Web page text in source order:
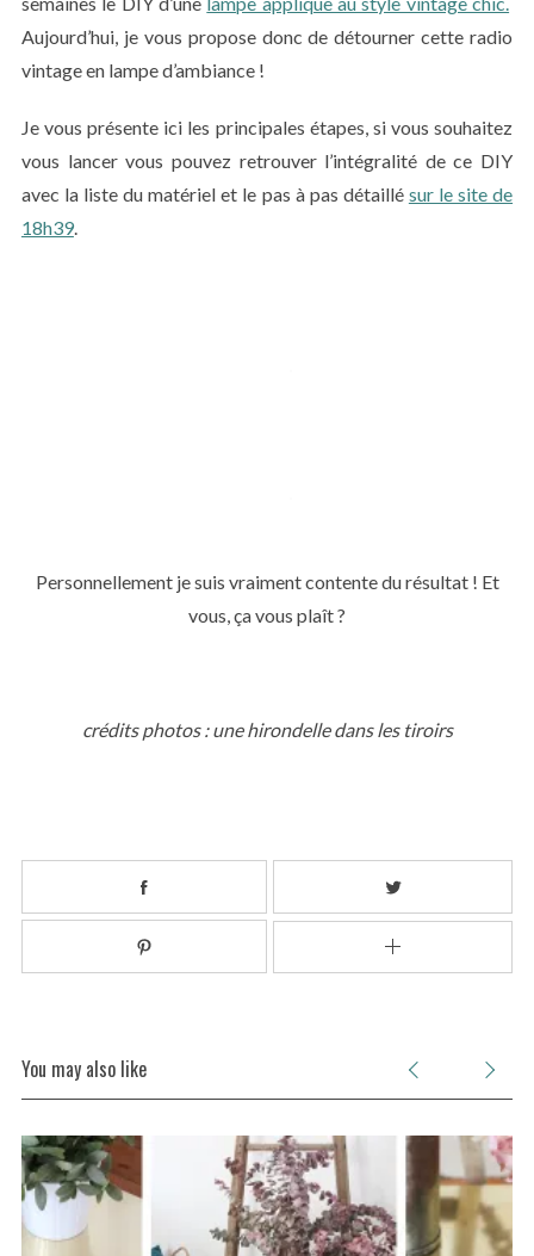
Aujourd’hui, je vous propose donc de détourner cette radio
vintage en lampe d’ambiance !
Je vous présente ici les principales étapes, si vous souhaitez
vous lancer vous pouvez retrouver l’intégralité de ce DIY
avec la liste du matériel et le pas à pas détaillé sur le site de
18h39.
Personnellement je suis vraiment contente du résultat ! Et
vous, ça vous plaît ?
crédits photos : une hirondelle dans les tiroirs
You may also like
S
e